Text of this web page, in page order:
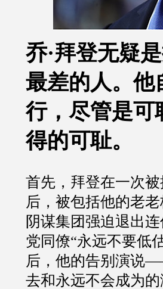
乔·拜登无疑
最差的人。他
行，尽管是可
得的可耻。
首先，拜登在一次
后，被包括他的老
阴谋集团强迫退出
党同僚“永远不要低
后，他的告别演说
去和永远不会成为